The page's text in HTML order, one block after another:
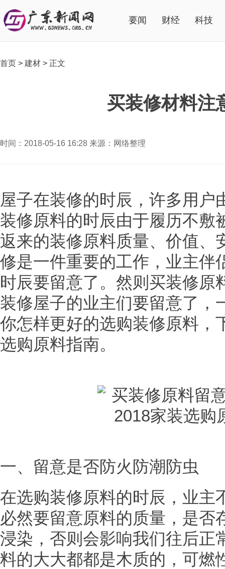
要闻 财经 科技
首页 > 建材 > 正文
买装修材料注
时间：2018-05-16 16:28 来源：网络整理
屋子在装修的时辰，许多用户
装修原料的时辰由于履历不敷
返来的装修原料质量、价值、
修是一件重要的工作，业主伴
时辰要留意了。然则买装修原
装修屋子的业主们要留意了，
你怎样更好的选购装修原料，
选购原料指南。
一、留意是否防火防潮防虫
在选购装修原料的时辰，业主
必然要留意原料的质量，是否
浸染，否则会影响我们往后正
料的大大都都是木质的，可燃